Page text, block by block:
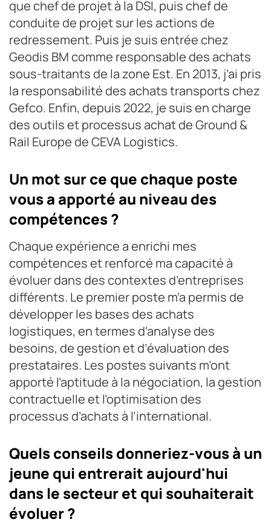
que chef de projet à la DSI, puis chef de
conduite de projet sur les actions de
redressement. Puis je suis entrée chez
Geodis BM comme responsable des achats
sous-traitants de la zone Est. En 2013, j’ai pris
la responsabilité des achats transports chez
Gefco. Enfin, depuis 2022, je suis en charge
des outils et processus achat de Ground &
Rail Europe de CEVA Logistics.
Un mot sur ce que chaque poste
vous a apporté au niveau des
compétences ?
Chaque expérience a enrichi mes
compétences et renforcé ma capacité à
évoluer dans des contextes d’entreprises
différents. Le premier poste m’a permis de
développer les bases des achats
logistiques, en termes d’analyse des
besoins, de gestion et d’évaluation des
prestataires. Les postes suivants m’ont
apporté l’aptitude à la négociation, la gestion
contractuelle et l’optimisation des
processus d’achats à l’international.
Quels conseils donneriez-vous à un
jeune qui entrerait aujourd'hui
dans le secteur et qui souhaiterait
évoluer ?